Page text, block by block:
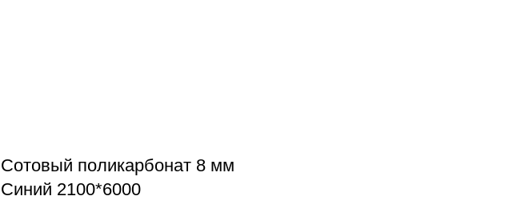
Сотовый поликарбонат 8 мм
Синий 2100*6000